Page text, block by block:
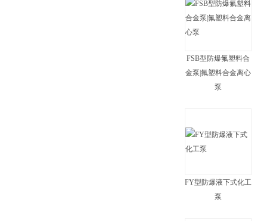
FSB型防爆氟塑料合
金泵|氟塑料合金离心
泵
FY型防爆液下式化工
泵